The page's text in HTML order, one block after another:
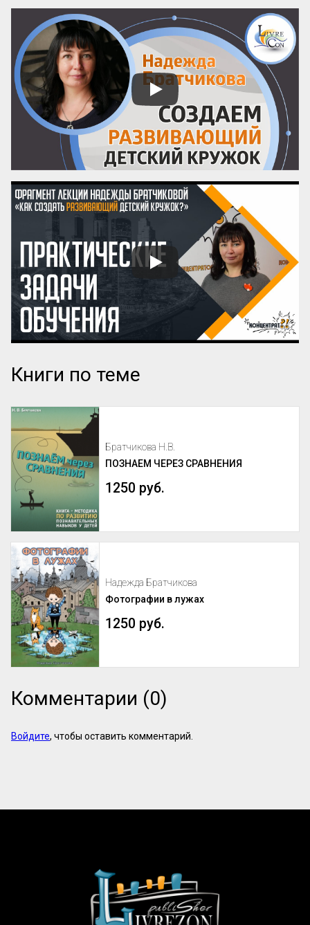
название! А ведь именно название, а
вовсе не содержание, приносит книге
успех! Кто думает иначе — пусть
проведет простой эксперимент: спросит
у кого угодно, какая книга более
знаменита: про черта в городе или про
джинна в деревне? Никто вам ничего
вразумительного не скажет. Но если
поставить вопрос иначе: какая книга
более знаменита: «‎Мастер и Маргарита»
или «...
Книги по теме
Братчикова Н.В.
ПОЗНАЕМ ЧЕРЕЗ СРАВНЕНИЯ
1250 руб.
Надежда Братчикова
Фотографии в лужах
1250 руб.
Комментарии (0)
Войдите, чтобы оставить комментарий.